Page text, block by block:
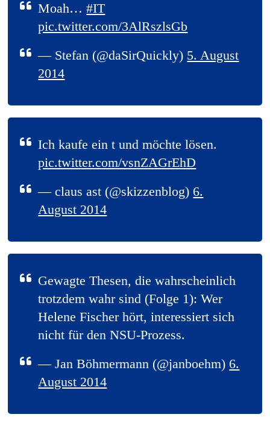
Moah…#IT
pic.twitter.com/3AlRszlsGb
— Stefan (@daSirQuickly) 5. August
2014
Ich kaufe ein t und möchte lösen.
pic.twitter.com/vsnZAGrEhD
— claus ast (@skizzenblog) 6.
August 2014
Gewagte Thesen, die wahrscheinlich
trotzdem wahr sind (Folge 1): Wer
Helene Fischer hört, interessiert sich
nicht für den NSU-Prozess.
— Jan Böhmermann (@janboehm) 6.
August 2014